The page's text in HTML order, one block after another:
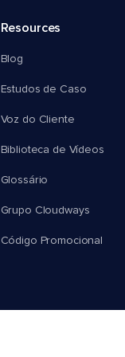
Resources
Blog
Estudos de Caso
Voz do Cliente
Biblioteca de Vídeos
Glossário
Grupo Cloudways
Código Promocional